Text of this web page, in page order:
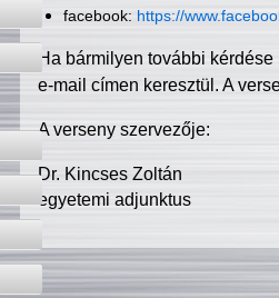
facebook: https://
Ha bármilyen további
e-mail címen keresztül. A
A verseny szervezője:
Dr. Kincses Zoltán
egyetemi adjunktus